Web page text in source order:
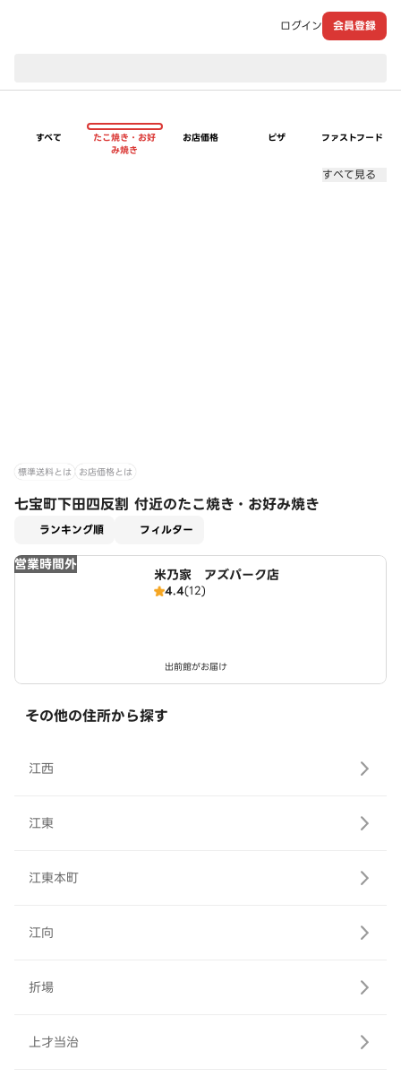
ログイン 会員登録
すべて
たこ焼き・お好
み焼き
お店価格 ピザ ファストフード
すべて見る
標準送料とは お店価格とは
七宝町下田四反割 付近のたこ焼き・お好み焼き
ランキング順 フィルター
営業時間外
米乃家 アズパーク店
4.4(12)
出前館がお届け
その他の住所から探す
江西
江東
江東本町
江向
折場
上才当治